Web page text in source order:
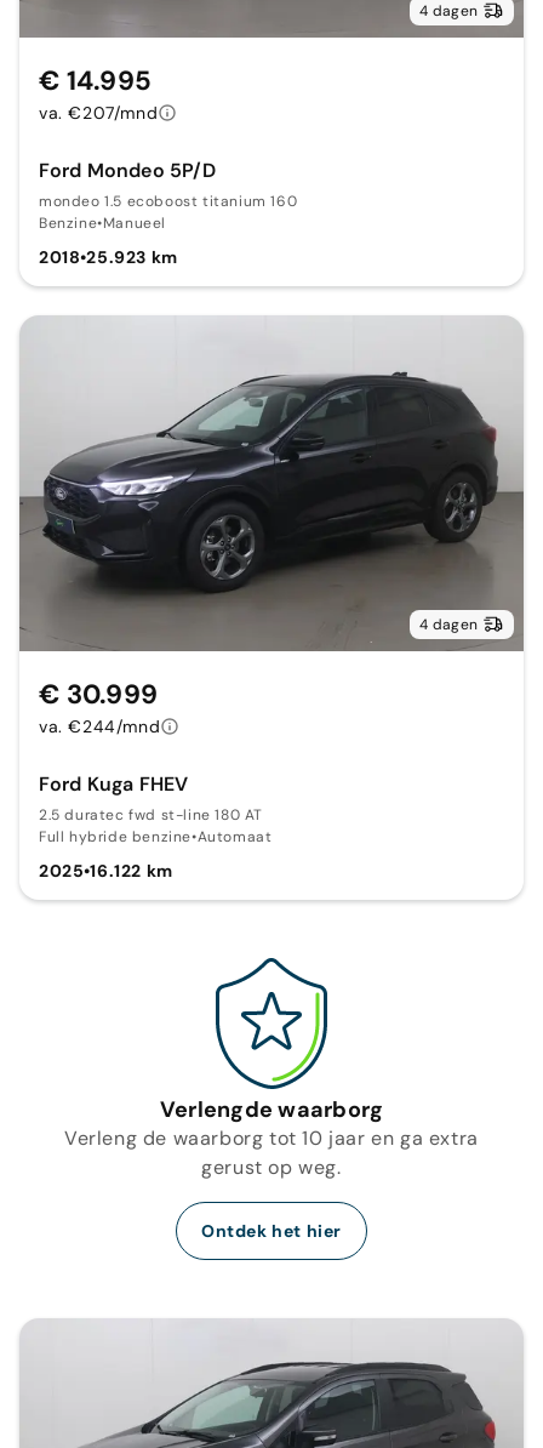
4 dagen
Ford Mondeo 5P/D
mondeo 1.5 ecoboost titanium 160
Benzine•Manueel
2018•25.923 km
€ 14.995
va. €207/mnd
4 dagen
Ford Kuga FHEV
2.5 duratec fwd st-line 180 AT
Full hybride benzine•Automaat
2025•16.122 km
€ 30.999
va. €244/mnd
Verlengde waarborg
Verleng de waarborg tot 10 jaar en ga extra
gerust op weg.
Ontdek het hier